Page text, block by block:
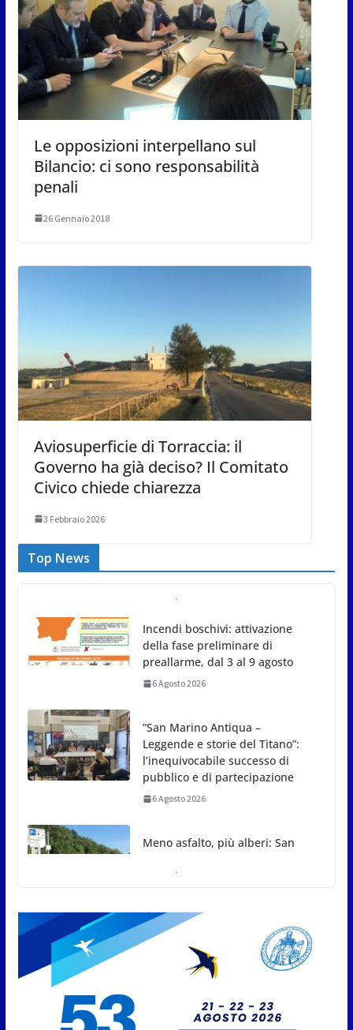
Le opposizioni interpellano sul
Bilancio: ci sono responsabilità
penali
26 Gennaio 2018
Aviosuperficie di Torraccia: il
Governo ha già deciso? Il Comitato
Civico chiede chiarezza
3 Febbraio 2026
Top News
“San Marino Antiqua –
Leggende e storie del Titano”:
l’inequivocabile successo di
pubblico e di partecipazione
Meno asfalto, più alberi: San
Marino punta sulla
depavimentazione per
contrastare caldo e rischio
6 Agosto 2026
6 Agosto 2026
News da Rimini e Circondario.
Red Devil chiuso | Traguardi |
7 Agosto 2026